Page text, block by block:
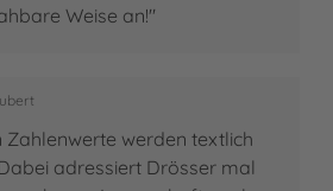
Weise an!"
Zahlenwerte werden textlich
adressiert Drösser mal